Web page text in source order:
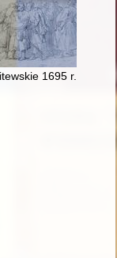
rezonans1695 r.